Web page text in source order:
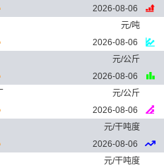
2026-08-06
元/吨
2026-08-06
元/公斤
2026-08-06
元/公斤
2026-08-06
元/干吨度
2026-08-06
元/干吨度